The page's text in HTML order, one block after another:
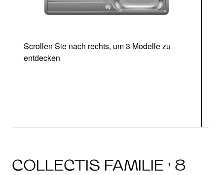
Scrollen Sie nach rechts, um 3 Modelle zu
entdecken
COLLECTIS FAMILIE · 8